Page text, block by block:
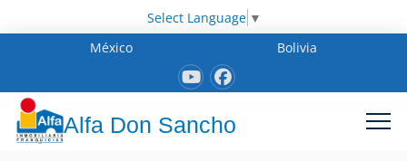
Select Language ▼
México
Bolivia
Alfa Don Sancho